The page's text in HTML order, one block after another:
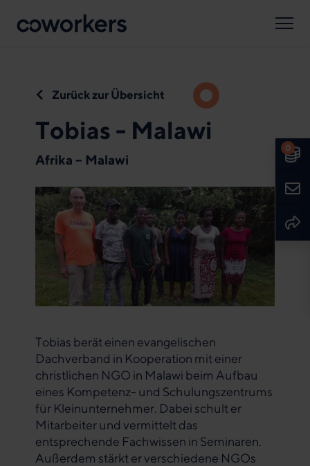
0
Spenden
Sprache
Deutsch English
Zurück zur Übersicht
Tobias - Malawi
Afrika – Malawi
Tobias berät einen evangelischen
Dachverband in Kooperation mit einer
christlichen NGO in Malawi beim Aufbau
eines Kompetenz- und Schulungszentrums
für Kleinunternehmer. Dabei schult er
Mitarbeiter und vermittelt das
entsprechende Fachwissen in Seminaren.
Außerdem stärkt er verschiedene NGOs